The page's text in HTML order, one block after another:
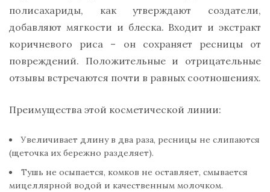
полисахариды, как утверждают создатели,
добавляют мягкости и блеска. Входит и экстракт
коричневого риса – он сохраняет ресницы от
повреждений. Положительные и отрицательные
отзывы встречаются почти в равных соотношениях.
Преимущества этой косметической линии:
Увеличивает длину в два раза, ресницы не слипаются
(щеточка их бережно разделяет).
Тушь не осыпается, комков не оставляет, смывается
мицеллярной водой и качественным молочком.